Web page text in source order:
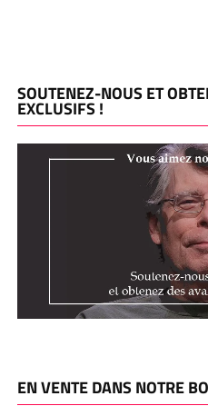
SOUTENEZ-NOUS ET
EXCLUSIFS !
EN VENTE DANS NOTRE